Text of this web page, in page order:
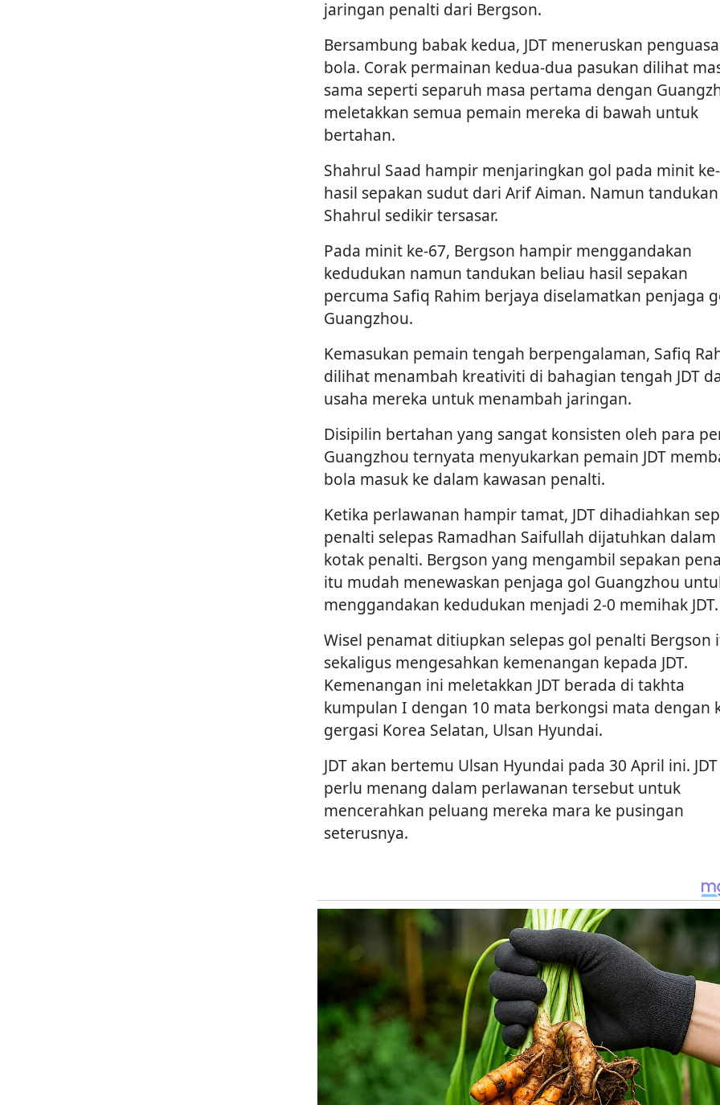
jaringan penalti dari Bergson.
Bersambung babak kedua, JDT meneruskan
bola. Corak permainan kedua-dua pasukan dilihat
sama seperti separuh masa pertama dengan
meletakkan semua pemain mereka di bawah untuk
bertahan.
Shahrul Saad hampir menjaringkan gol pada minit
hasil sepakan sudut dari Arif Aiman. Namun tandukan
Shahrul sedikir tersasar.
Pada minit ke-67, Bergson hampir menggandakan
kedudukan namun tandukan beliau hasil sepakan
percuma Safiq Rahim berjaya diselamatkan penjaga
Guangzhou.
Kemasukan pemain tengah berpengalaman, Safiq
dilihat menambah kreativiti di bahagian tengah JDT
usaha mereka untuk menambah jaringan.
Disipilin bertahan yang sangat konsisten oleh para
Guangzhou ternyata menyukarkan pemain JDT
bola masuk ke dalam kawasan penalti.
Ketika perlawanan hampir tamat, JDT dihadiahkan
penalti selepas Ramadhan Saifullah dijatuhkan dalam
kotak penalti. Bergson yang mengambil sepakan
itu mudah menewaskan penjaga gol Guangzhou
menggandakan kedudukan menjadi 2-0 memihak JDT.
Wisel penamat ditiupkan selepas gol penalti Bergson
sekaligus mengesahkan kemenangan kepada JDT.
Kemenangan ini meletakkan JDT berada di takhta
kumpulan I dengan 10 mata berkongsi mata dengan
gergasi Korea Selatan, Ulsan Hyundai.
JDT akan bertemu Ulsan Hyundai pada 30 April ini. JDT
perlu menang dalam perlawanan tersebut untuk
mencerahkan peluang mereka mara ke pusingan
seterusnya.